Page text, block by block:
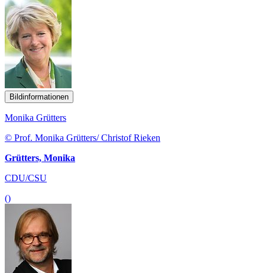
Bildinformationen
Monika Grütters
© Prof. Monika Grütters/ Christof Rieken
Grütters, Monika
CDU/CSU
()